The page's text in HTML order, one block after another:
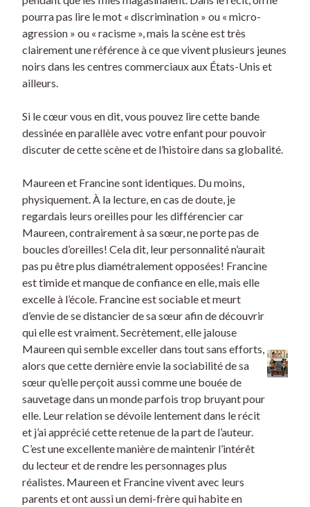
pourra pas lire le mot « discrimination » ou « micro-
agression » ou « racisme », mais la scène est très
clairement une référence à ce que vivent plusieurs jeunes
noirs dans les centres commerciaux aux États-Unis et
ailleurs.
Si le cœur vous en dit, vous pouvez lire cette bande
dessinée en parallèle avec votre enfant pour pouvoir
discuter de cette scène et de l’histoire dans sa globalité.
Maureen et Francine sont identiques. Du moins,
physiquement. À la lecture, en cas de doute, je
regardais leurs oreilles pour les différencier car
Maureen, contrairement à sa sœur, ne porte pas de
boucles d’oreilles! Cela dit, leur personnalité n’aurait
pas pu être plus diamétralement opposées! Francine
est timide et manque de confiance en elle, mais elle
excelle à l’école. Francine est sociable et meurt
d’envie de se distancier de sa sœur afin de découvrir
qui elle est vraiment. Secrètement, elle jalouse
Maureen qui semble exceller dans tout sans efforts,
alors que cette dernière envie la sociabilité de sa
sœur qu’elle perçoit aussi comme une bouée de
sauvetage dans un monde parfois trop bruyant pour
elle. Leur relation se dévoile lentement dans le récit
et j’ai apprécié cette retenue de la part de l’auteur.
C’est une excellente manière de maintenir l’intérêt
du lecteur et de rendre les personnages plus
réalistes. Maureen et Francine vivent avec leurs
parents et ont aussi un demi-frère qui habite en